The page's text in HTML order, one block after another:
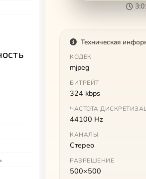
Техническая
КОДЕК
mjpeg
БИТРЕЙТ
324 kbps
ЧАСТОТА
44100 Hz
КАНАЛЫ
Стерео
РАЗРЕШЕНИЕ
500×500